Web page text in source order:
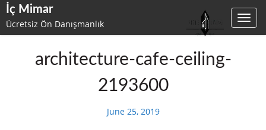
İç Mimar
Ücretsiz Ön Danışmanlık
architecture-cafe-ceiling-
2193600
June 25, 2019